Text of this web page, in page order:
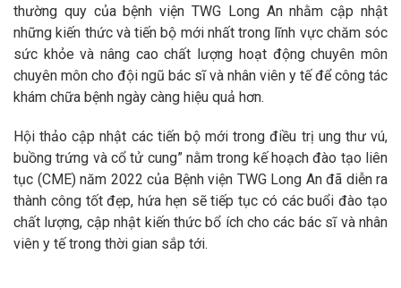
thường quy của bệnh viện TWG Long An nhằm cập nhật
những kiến thức và tiến bộ mới nhất trong lĩnh vực chăm sóc
sức khỏe và nâng cao chất lượng hoạt động chuyên môn
chuyên môn cho đội ngũ bác sĩ và nhân viên y tế để công tác
khám chữa bệnh ngày càng hiệu quả hơn.
Hội thảo cập nhật các tiến bộ mới trong điều trị ung thư vú,
buồng trứng và cổ tử cung” nằm trong kế hoạch đào tạo liên
tục (CME) năm 2022 của Bệnh viện TWG Long An đã diễn ra
thành công tốt đẹp, hứa hẹn sẽ tiếp tục có các buổi đào tạo
chất lượng, cập nhật kiến thức bổ ích cho các bác sĩ và nhân
viên y tế trong thời gian sắp tới.